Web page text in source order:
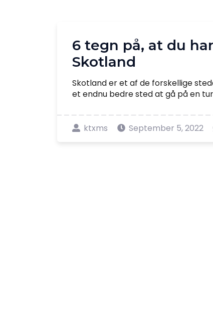
6 tegn på, at du
Skotland
Skotland er et af de forskellige
et endnu bedre sted at gå på en
ktxms September 5, 2022